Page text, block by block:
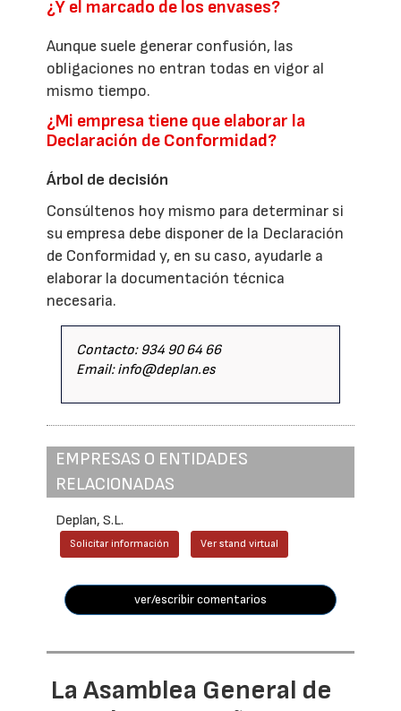
¿Y el marcado de los envases?
Aunque suele generar confusión, las
obligaciones no entran todas en vigor al
mismo tiempo.
¿Mi empresa tiene que elaborar la
Declaración de Conformidad?
Árbol de decisión
Consúltenos hoy mismo para determinar si
su empresa debe disponer de la Declaración
de Conformidad y, en su caso, ayudarle a
elaborar la documentación técnica
necesaria.
Contacto: 934 90 64 66
Email: info@deplan.es
EMPRESAS O ENTIDADES
RELACIONADAS
Deplan, S.L.
Solicitar información Ver stand virtual
ver/escribir comentarios
La Asamblea General de